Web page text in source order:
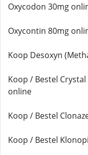
Oxycodon 30mg
Oxycontin 80mg
Koop Desoxyn
Koop / Bestel
online
Koop / Bestel
Koop / Bestel